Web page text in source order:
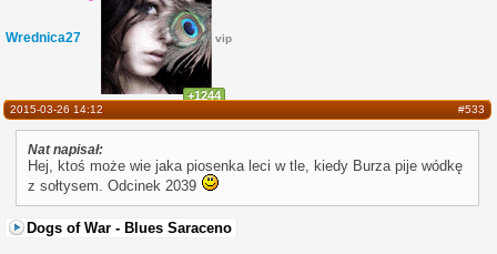
Wrednica27
+1244
vip
#533
2015-03-26 14:12
Nat napisał:
Hej, ktoś może wie jaka piosenka leci w tle, kiedy Burza pije wódkę
z sołtysem. Odcinek 2039
Dogs of War - Blues Saraceno